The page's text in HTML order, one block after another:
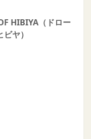
HIBIYA（ドロー
ヤ）